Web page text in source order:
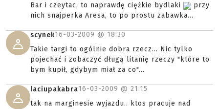
Bar i czeytac, to naprawdę ciężkie bydlaki
przy
nich snajperka Aresa, to po prostu zabawka...
scynek16-03-2009 @ 18:30
Takie targi to ogólnie dobra rzecz... Nic tylko
pojechać i zobaczyć długą litanię rzeczy "które to
bym kupił, gdybym miał za co"...
laciupakabra16-03-2009 @ 21:15
tak na marginesie wyjazdu.. ktos pracuje nad